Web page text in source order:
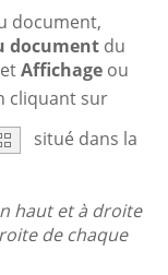
document,
document du
Affichage ou
cliquant sur
situé dans la
haut et à droite
de chaque